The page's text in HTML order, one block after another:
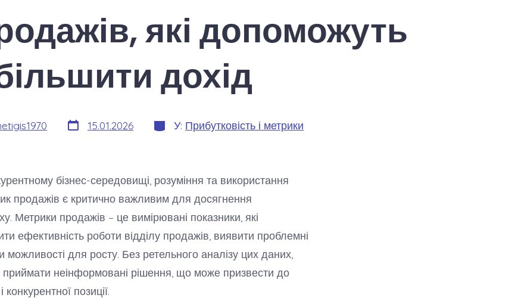
які допоможуть
дохід
Дата
запису
15.01.2026 Категорії
У: Прибутковість і метрики
бізнес-середовищі, розуміння та використання
продажів є критично важливим для досягнення
Метрики продажів – це вимірювані показники, які
ефективність роботи відділу продажів, виявити проблемні
можливості для росту. Без ретельного аналізу цих даних,
приймати неінформовані рішення, що може призвести до
конкурентної позиції.